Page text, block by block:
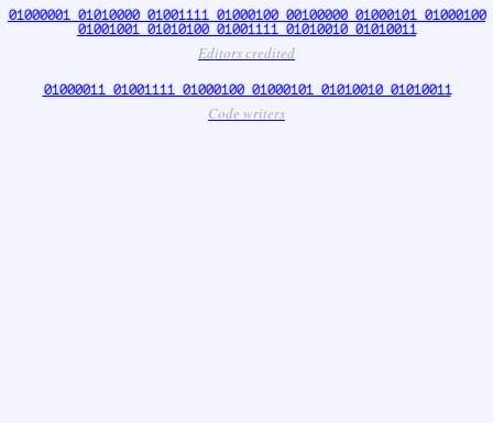
01000001 01010000 01001111 01000100 00100000 01000101 01000100
01001001 01010100 01001111 01010010 01010011
Editors credited
01000011 01001111 01000100 01000101 01010010 01010011
Code writers